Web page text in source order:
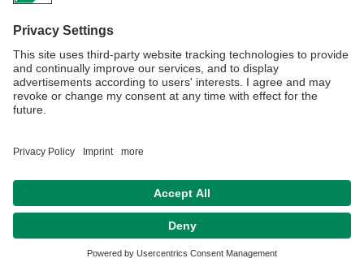
Doktorand
Verantwortlich für die Redaktion:Angelika Maier-Raithel
Impressum Hausordnung